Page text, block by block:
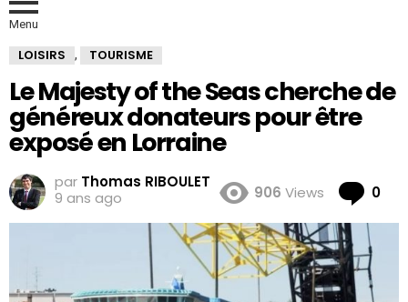
Menu
LOISIRS , TOURISME
Le Majesty of the Seas cherche de
généreux donateurs pour être
exposé en Lorraine
par Thomas RIBOULET
9 ans ago
906 Views 0